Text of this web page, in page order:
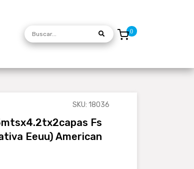
SKU: 18036
Fs
Eeuu) American